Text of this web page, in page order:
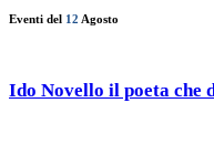
Eventi del 12 Agosto
Ido Novello il poeta che